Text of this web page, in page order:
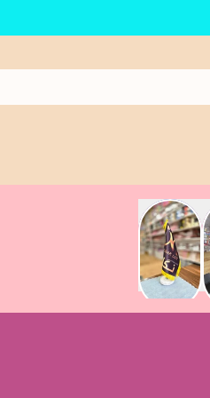
ویدیو کامل از
فروشگاه نگار
لوکس